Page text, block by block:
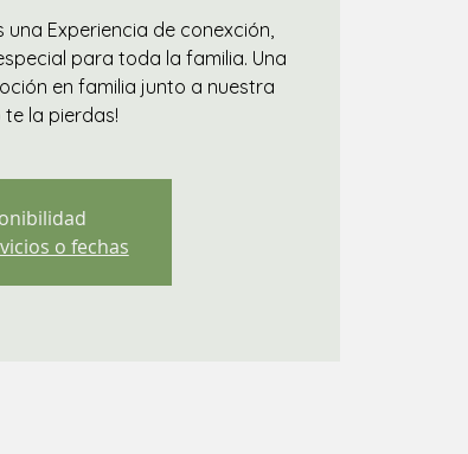
una Experiencia de conexción,
para toda la familia. Una
en familia junto a nuestra
la pierdas!
o fechas